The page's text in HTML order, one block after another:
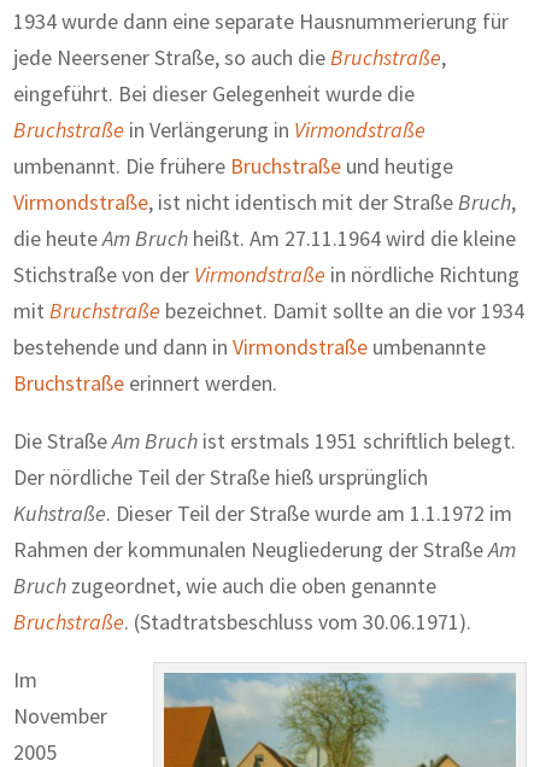
1934 wurde dann eine separate Hausnummerierung für
jede Neersener Straße, so auch dieBruchstraße,
eingeführt. Bei dieser Gelegenheit wurde die
Bruchstraße in Verlängerung in Virmondstraße
umbenannt. Die frühere Bruchstraße und heutige
Virmondstraße, ist nicht identisch mit der StraßeBruch,
die heuteAm Bruch heißt. Am 27.11.1964 wird die kleine
Stichstraße von der Virmondstraße in nördliche Richtung
mitBruchstraße bezeichnet. Damit sollte an die vor 1934
bestehende und dann inVirmondstraße umbenannte
Bruchstraße erinnert werden.
Die StraßeAm Bruch ist erstmals 1951 schriftlich belegt.
Der nördliche Teil der Straße hieß ursprünglich
Kuhstraße. Dieser Teil der Straße wurde am 1.1.1972 im
Rahmen der kommunalen Neugliederung der StraßeAm
Bruch zugeordnet, wie auch die oben genannte
Bruchstraße. (Stadtratsbeschluss vom 30.06.1971).
Im
November
2005